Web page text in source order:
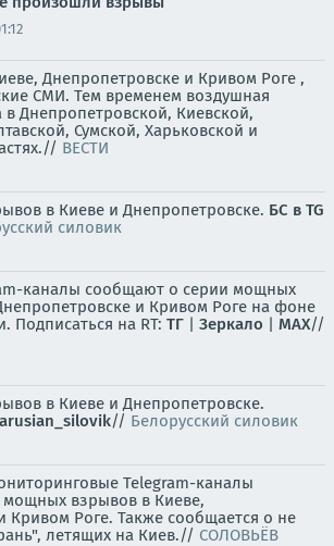
Днепропетровске и Кривом Роге ,
СМИ. Тем временем воздушная
в Днепропетровской, Киевской,
Сумской, Харьковской и
ВЕСТИ
в Киеве и Днепропетровске. БС в TG
силовик
каналы сообщают о серии мощных
и Кривом Роге на фоне
Подписаться на RT: ТГ | Зеркало | MAX//
в Киеве и Днепропетровске.
// Белорусский силовик
Telegram-каналы
взрывов в Киеве,
Кривом Роге. Также сообщается о не
летящих на Киев.// СОЛОВЬЁВ